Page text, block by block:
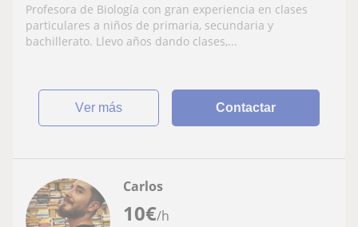
Profesora de Biología con gran experiencia en clases
particulares a niños de primaria, secundaria y
bachillerato. Llevo años dando clases,...
ver más Contactar
10€/h
Carlos